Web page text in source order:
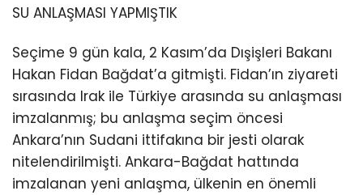
SU ANLAŞMASI YAPMIŞTIK
Seçime 9 gün kala, 2 Kasım’da Dışişleri Bakanı
Hakan Fidan Bağdat’a gitmişti. Fidan’ın ziyareti
sırasında Irak ile Türkiye arasında su anlaşması
imzalanmış; bu anlaşma seçim öncesi
Ankara’nın Sudani ittifakına bir jesti olarak
nitelendirilmişti. Ankara-Bağdat hattında
imzalanan yeni anlaşma, ülkenin en önemli